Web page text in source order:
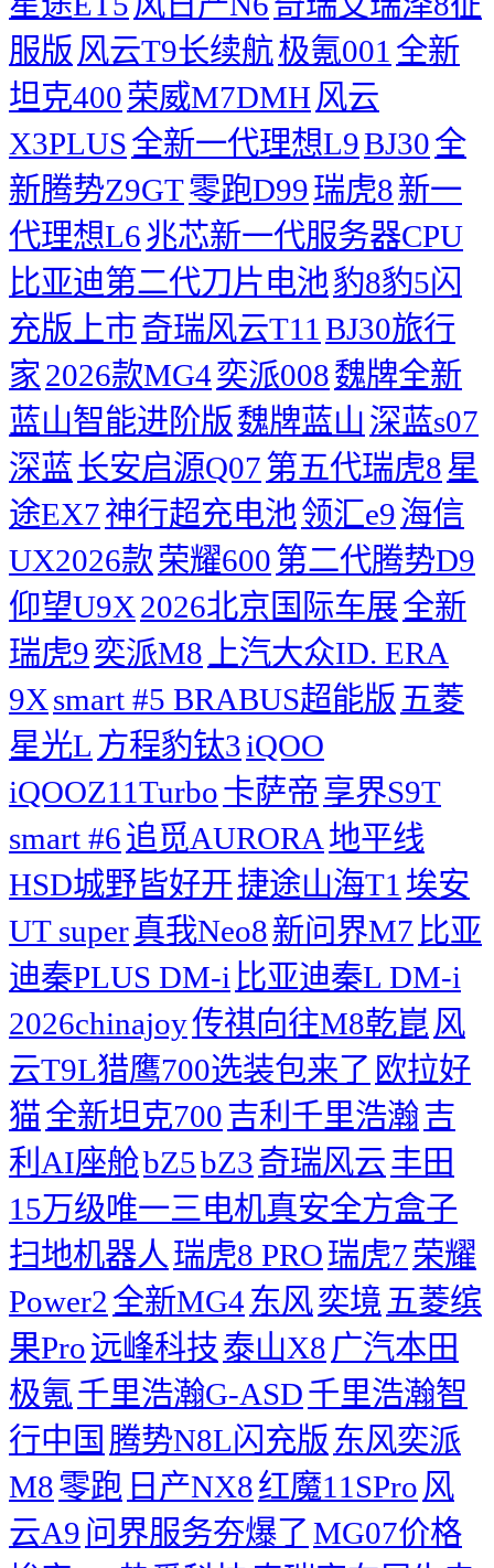
服版 风云T9长续航极氪001 全新
坦克400荣威M7DMH 风云
X3PLUS全新一代理想L9BJ30全
新腾势Z9GT零跑D99瑞虎8新一
代理想L6兆芯新一代服务器CPU
比亚迪第二代刀片电池豹8豹5闪
充版上市奇瑞风云T11 BJ30旅行
家 2026款MG4奕派008魏牌全新
蓝山智能进阶版魏牌蓝山 深蓝s07
深蓝长安启源Q07第五代瑞虎8星
途EX7神行超充电池领汇e9海信
UX2026款荣耀600第二代腾势D9
仰望U9X2026北京国际车展全新
瑞虎9奕派M8 上汽大众ID. ERA
9Xsmart #5 BRABUS超能版 五菱
星光L 方程豹钛3iQOO
iQOOZ11Turbo卡萨帝享界S9T
smart #6追觅AURORA 地平线
HSD城野皆好开捷途山海T1 埃安
UT super真我Neo8新问界M7 比亚
迪秦PLUS DM-i 比亚迪秦L DM-i
2026chinajoy传祺向往M8乾崑 风
云T9L猎鹰700选装包来了 欧拉好
猫全新坦克700吉利千里浩瀚吉
利AI座舱bZ5bZ3奇瑞风云丰田
15万级唯一三电机真安全方盒子
扫地机器人 瑞虎8 PRO瑞虎7荣耀
Power2 全新MG4 东风奕境 五菱缤
果Pro远峰科技泰山X8 广汽本田
极氪千里浩瀚G-ASD千里浩瀚智
行中国 腾势N8L闪充版 东风奕派
M8零跑 日产NX8红魔11SPro 风
云A9 问界服务夯爆了 MG07价格